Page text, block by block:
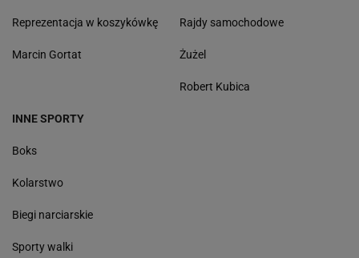
Reprezentacja w koszykówkę
Marcin Gortat
Rajdy samochodowe
Żużel
Robert Kubica
INNE SPORTY
Boks
Kolarstwo
Biegi narciarskie
Sporty walki